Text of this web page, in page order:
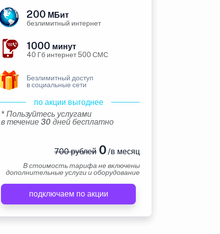
200 МБит
безлимитный интернет
1000 минут
40 Гб интернет 500 СМС
Безлимитный доступ
в социальные сети
по акции выгоднее
* Пользуйтесь услугами
в течение 30 дней бесплатно
700 рублей0/в месяц
В стоимость тарифа не включены
дополнительные услуги и оборудование
подключаем по акции